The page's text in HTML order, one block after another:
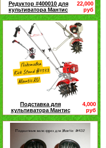
Редуктор #400010 для
культиватора Мантис
22,000
руб
Подставка для
культиватора Мантис
4,000
руб